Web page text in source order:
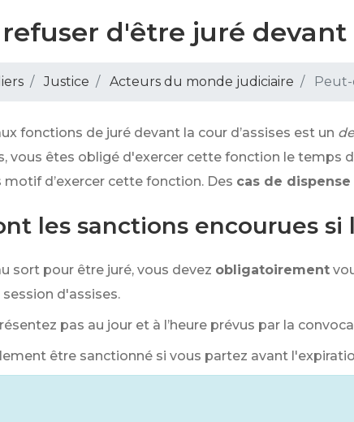
d'être juré devant
Justice Acteurs du monde judiciaire Peut-
fonctions de juré devant la cour d’assises est un
vous êtes obligé d'exercer cette fonction le temps
d’exercer cette fonction. Des cas de dispense
les sanctions encourues
sort pour être juré, vous devez obligatoirement
d'assises.
pas au jour et à l’heure prévus par la
être sanctionné si vous partez avant